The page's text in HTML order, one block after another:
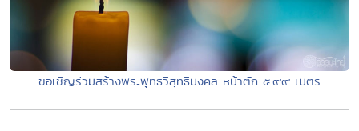
ขอเชิญร่วมสร้างพระพุทธวิสุทธิมงคล หน้าตัก ๕.๙๙ เมตร